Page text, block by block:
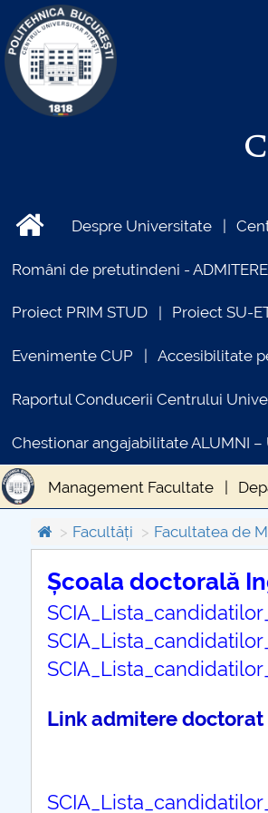
Despre Universitate
Români de pretutindeni - ADMITERE
Proiect PRIM STUD Proiect SU-
Evenimente CUP Accesibilitate
Raportul Conducerii Centrului
Chestionar angajabilitate ALUMNI –
Management Facultate
Semicentenar FMT
Proiectul privind Învăţământul
Evenimente FMT Alegeri
STUDENTI FMT (CUP)
Facultăți
Facultatea de
Școala doctorală
Link admitere doctorat